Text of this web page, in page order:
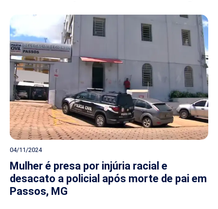
04/11/2024
Mulher é presa por injúria racial e
desacato a policial após morte de pai em
Passos, MG